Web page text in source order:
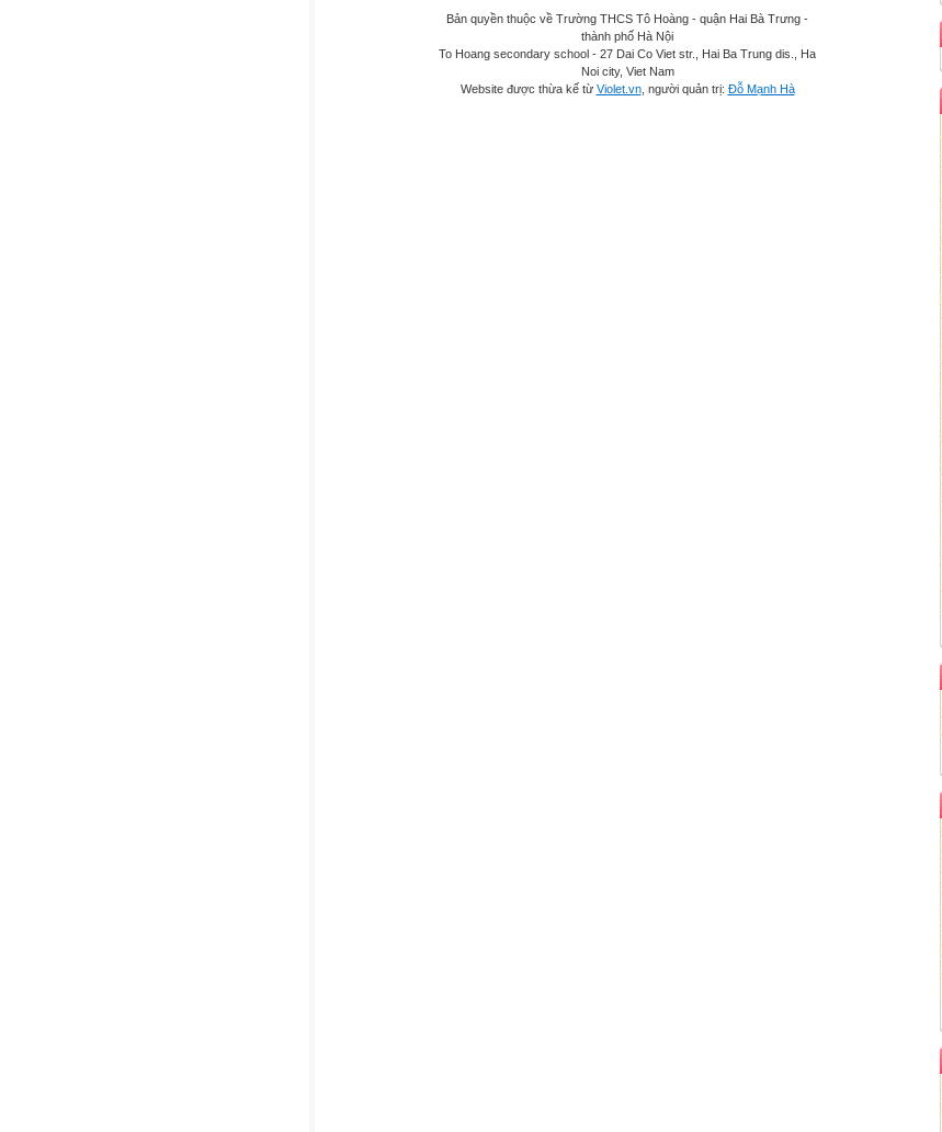
Bản quyền thuộc về Trường THCS Tô Hoàng - quận Hai Bà Trưng -
thành phố Hà Nội
To Hoang secondary school - 27 Dai Co Viet str., Hai Ba Trung dis., Ha
Noi city, Viet Nam
Website được thừa kế từ Violet.vn, người quản trị: Đỗ Mạnh Hà